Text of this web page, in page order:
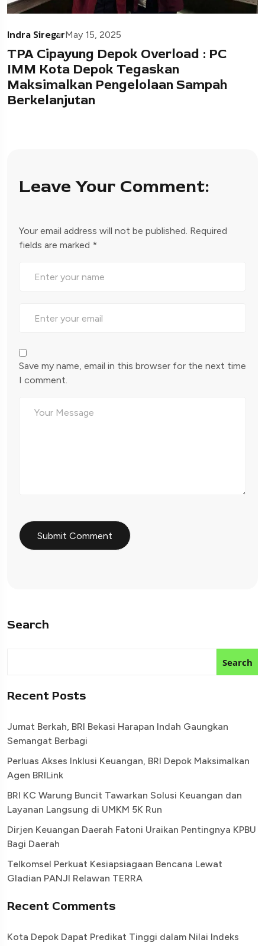
Indra SiregarMay 15, 2025
TPA Cipayung Depok Overload : PC
IMM Kota Depok Tegaskan
Maksimalkan Pengelolaan Sampah
Berkelanjutan
Leave Your Comment:
Your email address will not be published. Required
fields are marked *
Save my name, email in this browser for the next time
I comment.
Search
Search
Recent Posts
Jumat Berkah, BRI Bekasi Harapan Indah Gaungkan
Semangat Berbagi
Perluas Akses Inklusi Keuangan, BRI Depok Maksimalkan
Agen BRILink
BRI KC Warung Buncit Tawarkan Solusi Keuangan dan
Layanan Langsung di UMKM 5K Run
Dirjen Keuangan Daerah Fatoni Uraikan Pentingnya KPBU
Bagi Daerah
Telkomsel Perkuat Kesiapsiagaan Bencana Lewat
Gladian PANJI Relawan TERRA
Recent Comments
Kota Depok Dapat Predikat Tinggi dalam Nilai Indeks